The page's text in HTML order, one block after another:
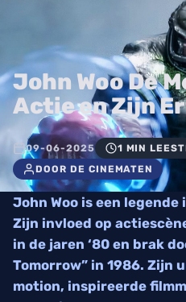
John Woo De
Actie en Zijn
09-06-2025
1 MIN
DOOR DE CINEMATEN
John Woo is een
Zijn invloed op
in de jaren ‘80 en brak
Tomorrow” in 1986. Zijn
motion, inspireerde